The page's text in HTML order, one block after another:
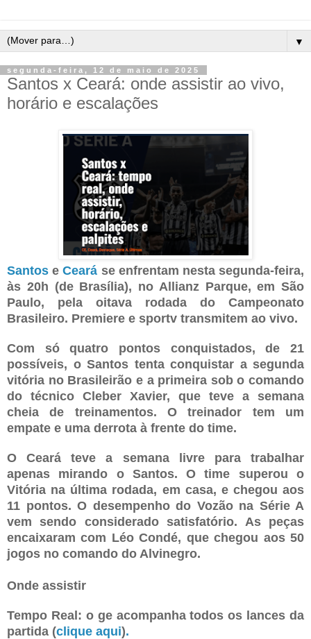
▼
segunda-feira, 12 de maio de 2025
Santos x Ceará: onde assistir ao vivo,
horário e escalações
Santos eCeará se enfrentam nesta segunda-feira,
às 20h (de Brasília), no Allianz Parque, em São
Paulo, pela oitava rodada do Campeonato
Brasileiro. Premiere e sportv transmitem ao vivo.
Com só quatro pontos conquistados, de 21
possíveis, o Santos tenta conquistar a segunda
vitória no Brasileirão e a primeira sob o comando
do técnico Cleber Xavier, que teve a semana
cheia de treinamentos. O treinador tem um
empate e uma derrota à frente do time.
O Ceará teve a semana livre para trabalhar
apenas mirando o Santos. O time superou o
Vitória na última rodada, em casa, e chegou aos
11 pontos. O desempenho do Vozão na Série A
vem sendo considerado satisfatório. As peças
encaixaram com Léo Condé, que chegou aos 50
jogos no comando do Alvinegro.
Onde assistir
Tempo Real: o ge acompanha todos os lances da
partida (clique aqui).